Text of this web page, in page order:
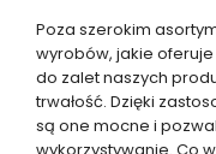
Poza szerokim
wyrobów, jakie oferuje
do zalet naszych
trwałość. Dzięki
są one mocne i